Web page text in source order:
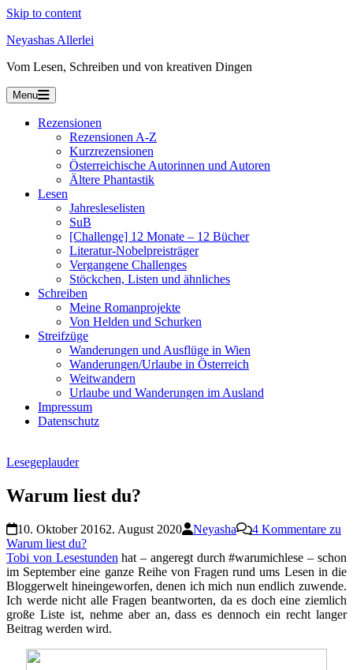
Skip to content
Neyashas Allerlei
Vom Lesen, Schreiben und von kreativen Dingen
Menu
Rezensionen
Rezensionen A-Z
Kurzrezensionen
Österreichische Autorinnen und Autoren
Ältere Phantastik
Lesen
Jahresleselisten
SuB
[Challenge] 12 Monate – 12 Bücher
Literatur-Nobelpreisträger
Vergangene Challenges
Stöckchen, Listen und ähnliches
Schreiben
Meine Romanprojekte
Von Helden und Schurken
Streifzüge
Wanderungen und Ausflüge in Wien
Wanderungen/Urlaube in Österreich
Weitwandern
Urlaube und Wanderungen im Ausland
Impressum
Datenschutz
Lesegeplauder
Warum liest du?
10. Oktober 20162. August 2020 Neyasha 4 Kommentare zu
Warum liest du?
Tobi von Lesestunden hat – angeregt durch #warumichlese – schon
im September eine ganze Reihe von Fragen rund ums Lesen in die
Bloggerwelt hineingeworfen, denen ich mich nun endlich zuwende.
Ich werde nicht alle Fragen beantworten, da es doch eine ziemlich
große Liste ist, nehme aber an, dass es dennoch ein recht langer
Beitrag werden wird.